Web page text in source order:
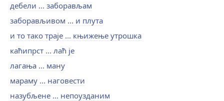
дебели ... заборављам
заборављивом ... и плута
и то тако траје ... књижење утрошка
каћипрст ... лаћ је
лагања ... ману
мараму ... наговести
назубљене ... непоузданим